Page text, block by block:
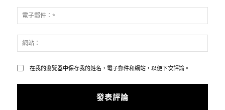
論：
*
子
郵
*站：
在我的瀏覽器中保存我的姓名，電子郵件和網站，以便下次評論。